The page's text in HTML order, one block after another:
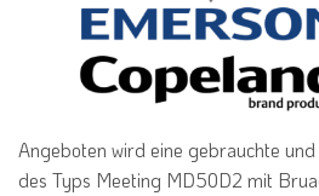
Angeboten wird eine gebrauchte
des Typs Meeting MD50D2 mit